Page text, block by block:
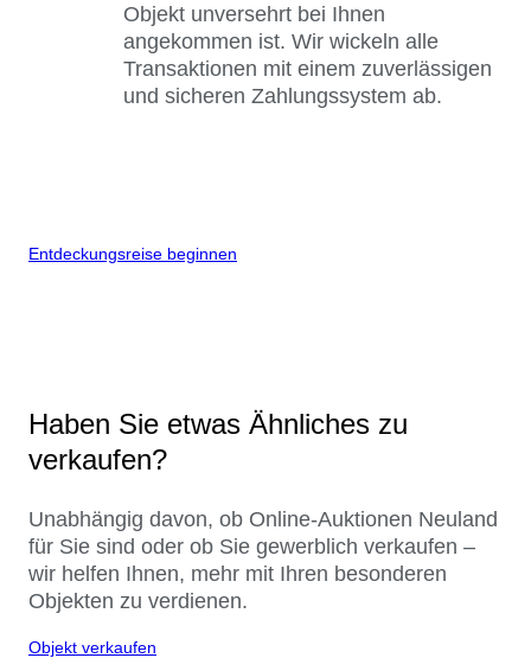
Objekt unversehrt bei Ihnen
angekommen ist. Wir wickeln alle
Transaktionen mit einem zuverlässigen
und sicheren Zahlungssystem ab.
Entdeckungsreise beginnen
Haben Sie etwas Ähnliches zu
verkaufen?
Unabhängig davon, ob Online-Auktionen Neuland
für Sie sind oder ob Sie gewerblich verkaufen –
wir helfen Ihnen, mehr mit Ihren besonderen
Objekten zu verdienen.
Objekt verkaufen